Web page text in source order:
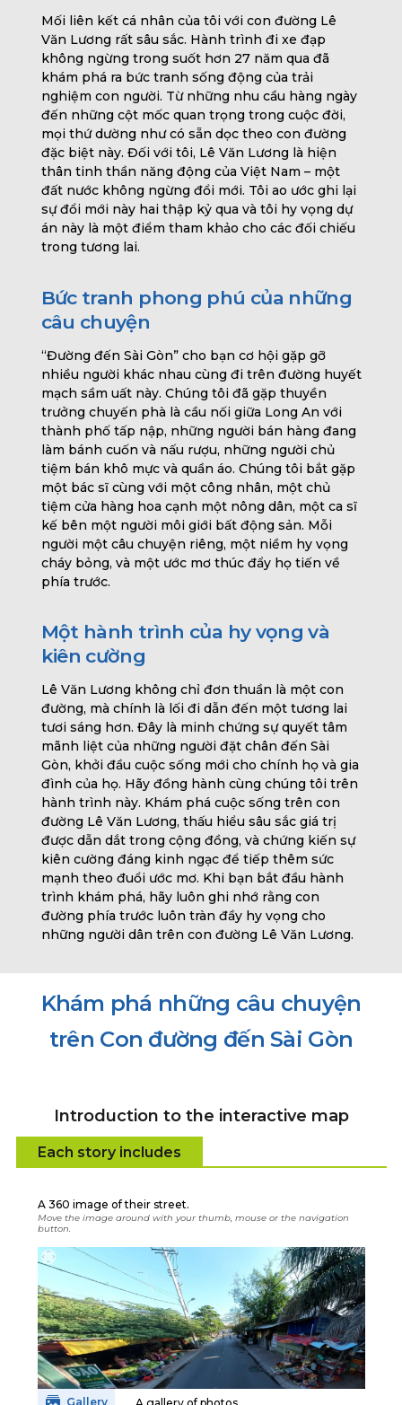
Mối liên kết cá nhân của tôi với con đường Lê
Văn Lương rất sâu sắc. Hành trình đi xe đạp
không ngừng trong suốt hơn 27 năm qua đã
khám phá ra bức tranh sống động của trải
nghiệm con người. Từ những nhu cầu hàng ngày
đến những cột mốc quan trọng trong cuộc đời,
mọi thứ dường như có sẵn dọc theo con đường
đặc biệt này. Đối với tôi, Lê Văn Lương là hiện
thân tinh thần năng động của Việt Nam – một
đất nước không ngừng đổi mới. Tôi ao ước ghi lại
sự đổi mới này hai thập kỷ qua và tôi hy vọng dự
án này là một điểm tham khảo cho các đối chiếu
trong tương lai.
Bức tranh phong phú của những
câu chuyện
“Đường đến Sài Gòn” cho bạn cơ hội gặp gỡ
nhiều người khác nhau cùng đi trên đường huyết
mạch sầm uất này. Chúng tôi đã gặp thuyền
trưởng chuyến phà là cầu nối giữa Long An với
thành phố tấp nập, những người bán hàng đang
làm bánh cuốn và nấu rượu, những người chủ
tiệm bán khô mực và quần áo. Chúng tôi bắt gặp
một bác sĩ cùng với một công nhân, một chủ
tiệm cửa hàng hoa cạnh một nông dân, một ca sĩ
kế bên một người môi giới bất động sản. Mỗi
người một câu chuyện riêng, một niềm hy vọng
cháy bỏng, và một ước mơ thúc đẩy họ tiến về
phía trước.
Một hành trình của hy vọng và
kiên cường
Lê Văn Lương không chỉ đơn thuần là một con
đường, mà chính là lối đi dẫn đến một tương lai
tươi sáng hơn. Đây là minh chứng sự quyết tâm
mãnh liệt của những người đặt chân đến Sài
Gòn, khởi đầu cuộc sống mới cho chính họ và gia
đình của họ. Hãy đồng hành cùng chúng tôi trên
hành trình này. Khám phá cuộc sống trên con
đường Lê Văn Lương, thấu hiểu sâu sắc giá trị
được dẫn dắt trong cộng đồng, và chứng kiến sự
kiên cường đáng kinh ngạc để tiếp thêm sức
mạnh theo đuổi ước mơ. Khi bạn bắt đầu hành
trình khám phá, hãy luôn ghi nhớ rằng con
đường phía trước luôn tràn đầy hy vọng cho
những người dân trên con đường Lê Văn Lương.
Khám phá những câu chuyện
trên Con đường đến Sài Gòn
Introduction to the interactive map
Each story includes
A 360 image of their street.
Move the image around with your thumb, mouse or the navigation
button.
Gallery